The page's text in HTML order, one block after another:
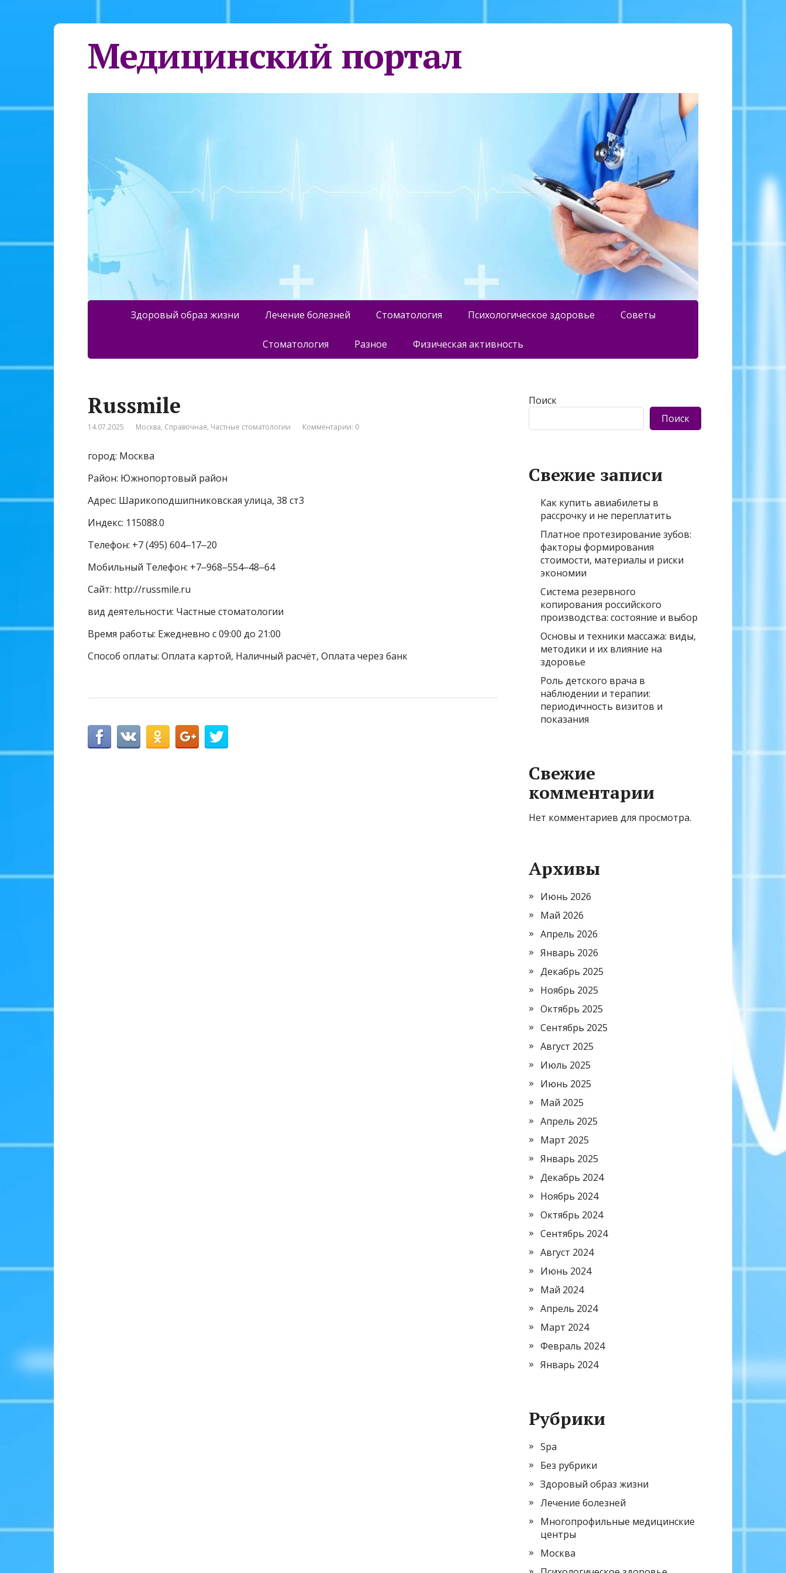
Медицинский портал
Здоровый образ жизни Лечение болезней Стоматология Психологическое здоровье Советы
Стоматология Разное Физическая активность
Russmile
14.07.2025 Москва, Справочная, Частные стоматологии Комментарии: 0
город: Москва
Район: Южнопортовый район
Адрес: Шарикоподшипниковская улица, 38 ст3
Индекс: 115088.0
Телефон: +7 (495) 604‒17‒20
Мобильный Телефон: +7‒968‒554‒48‒64
Сайт: http://russmile.ru
вид деятельности: Частные стоматологии
Время работы: Ежедневно с 09:00 до 21:00
Способ оплаты: Оплата картой, Наличный расчёт, Оплата через банк
Поиск
Поиск
Свежие записи
Как купить авиабилеты в
рассрочку и не переплатить
Платное протезирование зубов:
факторы формирования
стоимости, материалы и риски
экономии
Система резервного
копирования российского
производства: состояние и выбор
Основы и техники массажа: виды,
методики и их влияние на
здоровье
Роль детского врача в
наблюдении и терапии:
периодичность визитов и
показания
Свежие
комментарии
Нет комментариев для просмотра.
Архивы
Июнь 2026
Май 2026
Апрель 2026
Январь 2026
Декабрь 2025
Ноябрь 2025
Октябрь 2025
Сентябрь 2025
Август 2025
Июль 2025
Июнь 2025
Май 2025
Апрель 2025
Март 2025
Январь 2025
Декабрь 2024
Ноябрь 2024
Октябрь 2024
Сентябрь 2024
Август 2024
Июнь 2024
Май 2024
Апрель 2024
Март 2024
Февраль 2024
Январь 2024
Рубрики
Spa
Без рубрики
Здоровый образ жизни
Лечение болезней
Многопрофильные медицинские
центры
Москва